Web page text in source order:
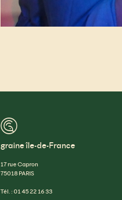
™
graine île-de-France
17 rue Capron
75018 PARIS
Tél. : 01 45 22 16 33